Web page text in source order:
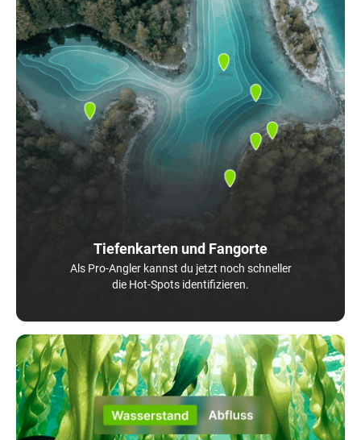
Tiefenkarten und Fangorte
Als Pro-Angler kannst du jetzt noch schneller
die Hot-Spots identifizieren.